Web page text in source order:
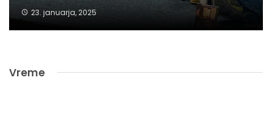
23. januarja, 2025
Vreme